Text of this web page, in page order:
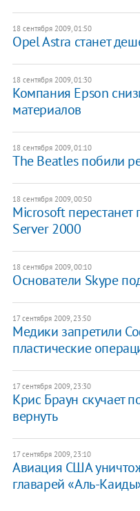
18 сентября 2009, 01:50
Opel Astra станет
18 сентября 2009, 01:30
Компания Epson
материалов
18 сентября 2009, 01:10
The Beatles побили
18 сентября 2009, 00:50
Microsoft
Server 2000
18 сентября 2009, 00:10
Основатели Skype
17 сентября 2009, 23:50
Медики запретили
пластические
17 сентября 2009, 23:30
Крис Браун скучает
вернуть
17 сентября 2009, 23:10
Авиация США
главарей «Аль-